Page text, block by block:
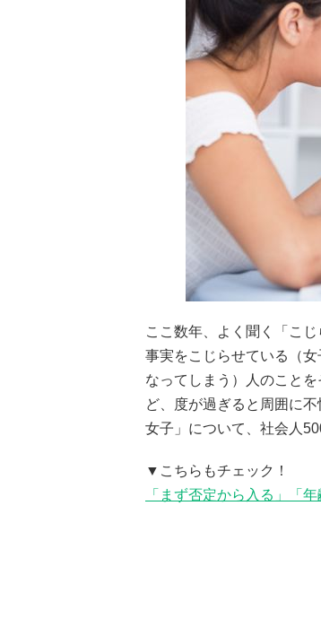
ここ数年、よく聞く「こ
事実をこじらせている（
なってしまう）人のこと
ど、度が過ぎると周囲に
女子」について、社会人
▼こちらもチェック！
「まず否定から入る」「